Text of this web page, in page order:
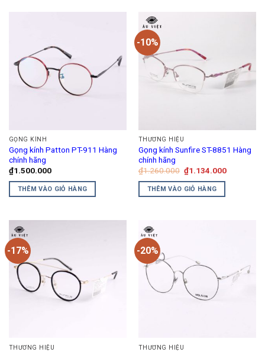
GỌNG KÍNH
Gọng kính Patton PT-911 Hàng
chính hãng
₫1.500.000
THÊM VÀO GIỎ HÀNG
-10%
THƯƠNG HIỆU
Gọng kính Sunfire ST-8851 Hàng
chính hãng
₫1.260.000 Giá
gốc
là:
₫1.260.000.
₫1.134.000Giá
THÊM VÀO GIỎ HÀNG
-17%
THƯƠNG HIỆU
-20%
THƯƠNG HIỆU